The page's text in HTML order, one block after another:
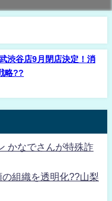
渋谷店9月閉店決定！消
略??
かなでさんが特殊詐
組織を透明化??山梨